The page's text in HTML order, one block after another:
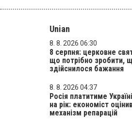
Unian
8. 8. 2026 06:30
8 серпня: церковне
що потрібно зробити,
здійснилося бажання
8. 8. 2026 04:37
Росія платитиме
на рік: економіст
механізм репарацій